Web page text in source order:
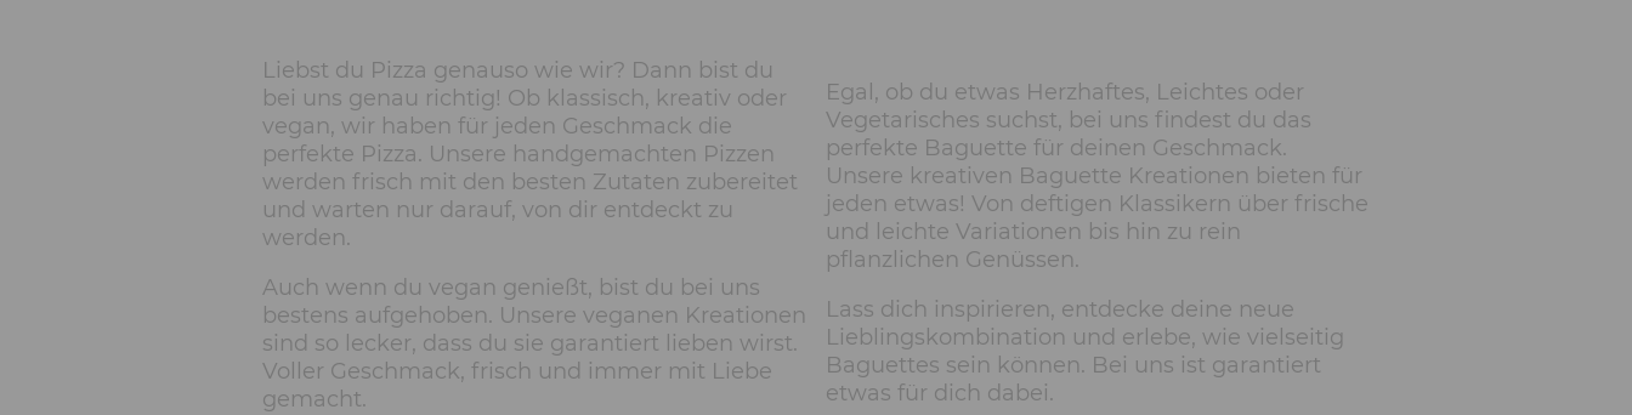
Liebst du Pizza genauso wie wir? Dann bist du
bei uns genau richtig! Ob klassisch, kreativ oder
vegan, wir haben für jeden Geschmack die
perfekte Pizza. Unsere handgemachten Pizzen
werden frisch mit den besten Zutaten zubereitet
und warten nur darauf, von dir entdeckt zu
werden.
Auch wenn du vegan genießt, bist du bei uns
bestens aufgehoben. Unsere veganen Kreationen
sind so lecker, dass du sie garantiert lieben wirst.
Voller Geschmack, frisch und immer mit Liebe
gemacht.
Egal, ob du etwas Herzhaftes, Leichtes oder
Vegetarisches suchst, bei uns findest du das
perfekte Baguette für deinen Geschmack.
Unsere kreativen Baguette Kreationen bieten für
jeden etwas! Von deftigen Klassikern über frische
und leichte Variationen bis hin zu rein
pflanzlichen Genüssen.
Lass dich inspirieren, entdecke deine neue
Lieblingskombination und erlebe, wie vielseitig
Baguettes sein können. Bei uns ist garantiert
etwas für dich dabei.